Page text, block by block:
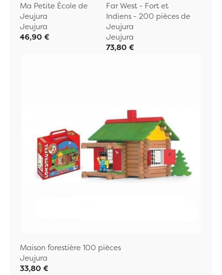
Ma Petite École de
Jeujura
Jeujura
46,90 €
Far West - Fort et
Indiens - 200 pièces de
Jeujura
Jeujura
73,80 €
Maison forestière 100 pièces
Jeujura
33,80 €